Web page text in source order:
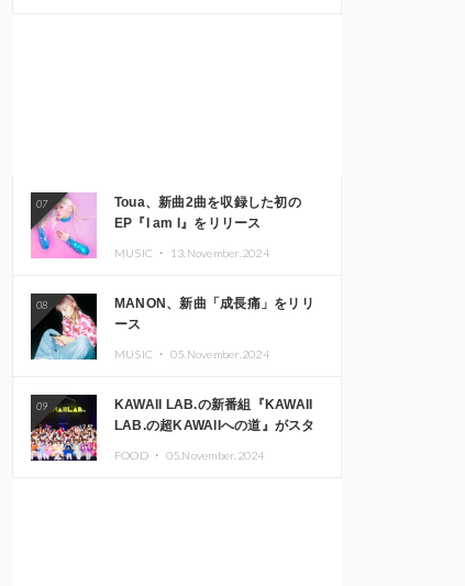
07
Toua、新曲2曲を収録した初の
EP『I am I』をリリース
MUSIC ・ 13.November.2024
08
MANON、新曲「成長痛」をリリ
ース
MUSIC ・ 05.November.2024
09
KAWAII LAB.の新番組『KAWAII
LAB.の超KAWAIIへの道』がスタ
FOOD ・ 05.November.2024